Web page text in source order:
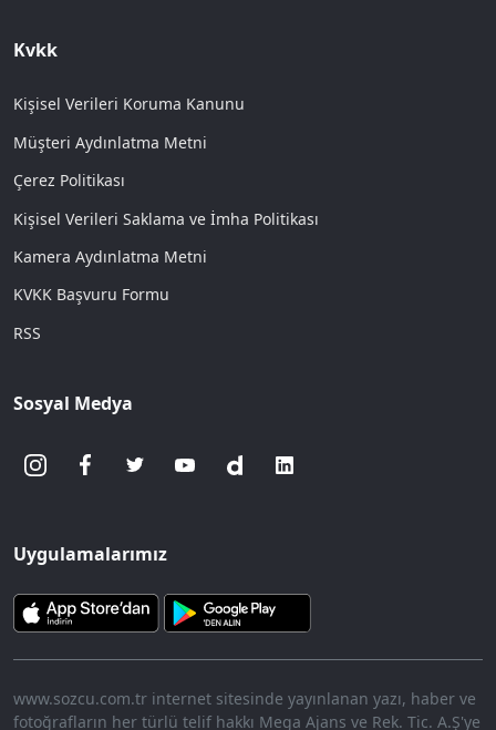
Kvkk
Kişisel Verileri Koruma Kanunu
Müşteri Aydınlatma Metni
Çerez Politikası
Kişisel Verileri Saklama ve İmha Politikası
Kamera Aydınlatma Metni
KVKK Başvuru Formu
RSS
Sosyal Medya
Uygulamalarımız
www.sozcu.com.tr internet sitesinde yayınlanan yazı, haber ve
fotoğrafların her türlü telif hakkı Mega Ajans ve Rek. Tic. A.Ş'ye